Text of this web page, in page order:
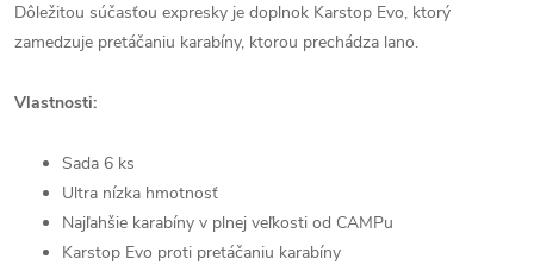
Dôležitou súčasťou expresky je doplnok Karstop Evo, ktorý
zamedzuje pretáčaniu karabíny, ktorou prechádza lano.
Vlastnosti:
Sada 6 ks
Ultra nízka hmotnosť
Najľahšie karabíny v plnej veľkosti od CAMPu
Karstop Evo proti pretáčaniu karabíny